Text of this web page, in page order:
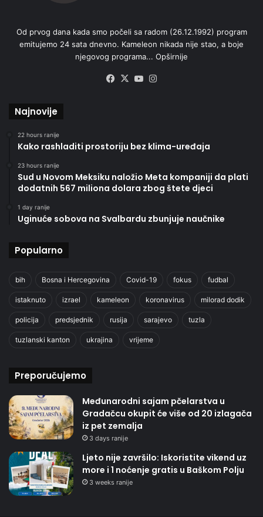
Od prvog dana kada smo počeli sa radom (26.12.1992) program
emitujemo 24 sata dnevno. Kameleon nikada nije stao, a boje
njegovog programa... Opširnije
Facebook
X YouTube
Najnovije
22 hours ranije
Kako rashladiti prostoriju bez klima-uređaja
23 hours ranije
Sud u Novom Meksiku naložio Meta kompaniji da plati
dodatnih 567 miliona dolara zbog štete djeci
1 day ranije
Uginuće sobova na Svalbardu zbunjuje naučnike
Popularno
bih Bosna i Hercegovina Covid-19 fokus fudbal
istaknuto izrael kameleon koronavirus milorad dodik
policija predsjednik rusija sarajevo tuzla
tuzlanski kanton ukrajina vrijeme
Preporučujemo
Međunarodni sajam pčelarstva u
Gradačcu okupit će više od 20 izlagača
iz pet zemalja
3 days ranije
Ljeto nije završilo: Iskoristite vikend uz
more i 1 noćenje gratis u Baškom Polju
3 weeks ranije